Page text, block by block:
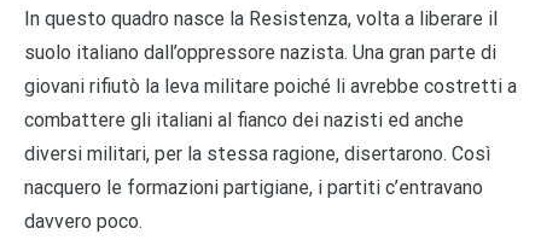
In questo quadro nasce la Resistenza, volta a liberare il
suolo italiano dall’oppressore nazista. Una gran parte di
giovani rifiutò la leva militare poiché li avrebbe costretti a
combattere gli italiani al fianco dei nazisti ed anche
diversi militari, per la stessa ragione, disertarono. Così
nacquero le formazioni partigiane, i partiti c’entravano
davvero poco.